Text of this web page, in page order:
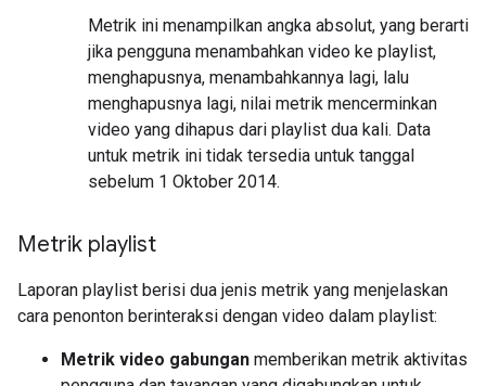
Metrik ini menampilkan angka absolut, yang berarti
jika pengguna menambahkan video ke playlist,
menghapusnya, menambahkannya lagi, lalu
menghapusnya lagi, nilai metrik mencerminkan
video yang dihapus dari playlist dua kali. Data
untuk metrik ini tidak tersedia untuk tanggal
sebelum 1 Oktober 2014.
Metrik playlist
Laporan playlist berisi dua jenis metrik yang menjelaskan
cara penonton berinteraksi dengan video dalam playlist:
Metrik video gabungan memberikan metrik aktivitas